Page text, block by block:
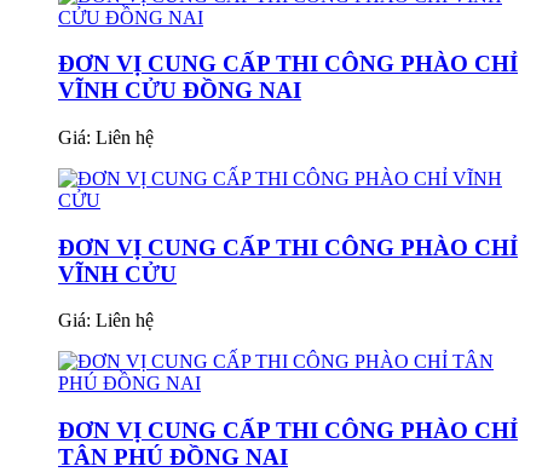
ĐƠN VỊ CUNG CẤP THI CÔNG PHÀO CHỈ
VĨNH CỬU ĐỒNG NAI
Giá: Liên hệ
ĐƠN VỊ CUNG CẤP THI CÔNG PHÀO CHỈ
VĨNH CỬU
Giá: Liên hệ
ĐƠN VỊ CUNG CẤP THI CÔNG PHÀO CHỈ
TÂN PHÚ ĐỒNG NAI